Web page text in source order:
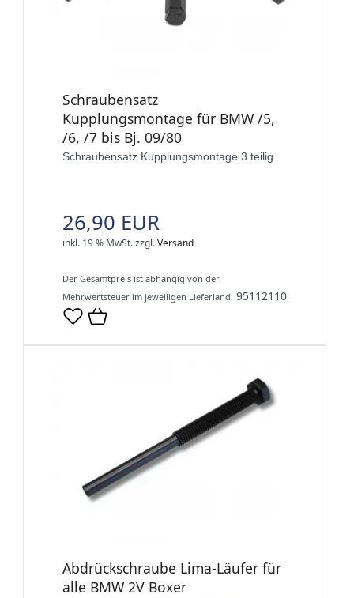
Schraubensatz
Kupplungsmontage für BMW /5,
/6, /7 bis Bj. 09/80
Schraubensatz Kupplungsmontage 3 teilig
26,90 EUR
inkl. 19 % MwSt.zzgl.Versand
Der Gesamtpreis ist abhängig von der
Mehrwertsteuer im jeweiligen Lieferland. 95112110
Abdrückschraube Lima-Läufer für
alle BMW 2V Boxer